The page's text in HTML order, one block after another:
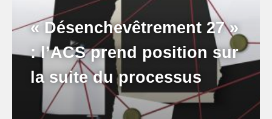
« Désenchevêtrement 27 »
: l’ACS prend position sur
la suite du processus